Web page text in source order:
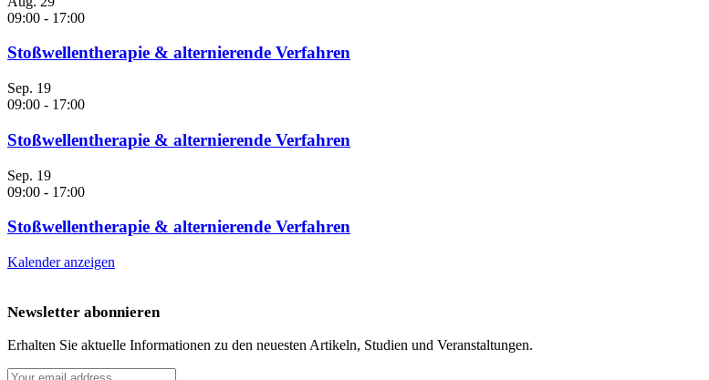
09:00 - 17:00
Stoßwellentherapie & alternierende Verfahren
Sep. 19
09:00 - 17:00
Stoßwellentherapie & alternierende Verfahren
Sep. 19
09:00 - 17:00
Stoßwellentherapie & alternierende Verfahren
Kalender anzeigen
Newsletter abonnieren
Erhalten Sie aktuelle Informationen zu den neuesten Artikeln, Studien und Veranstaltungen.